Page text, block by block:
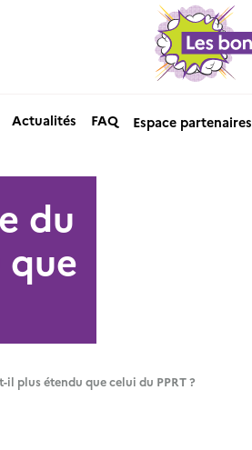
Actualités FAQ Espace partenaires
du
que
plus étendu que celui du PPRT ?